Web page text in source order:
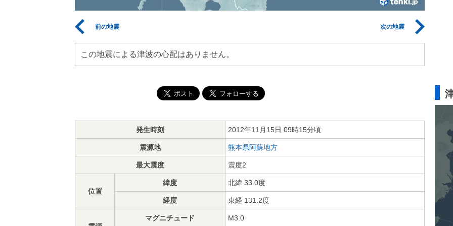
前の地震 次の地震
この地震による津波の心配はありません。
発生時刻 2012年11月15日 09時15分頃
震源地 熊本県阿蘇地方
最大震度 震度2
位置
緯度 北緯 33.0度
経度 東経 131.2度
マグニチュード M3.0